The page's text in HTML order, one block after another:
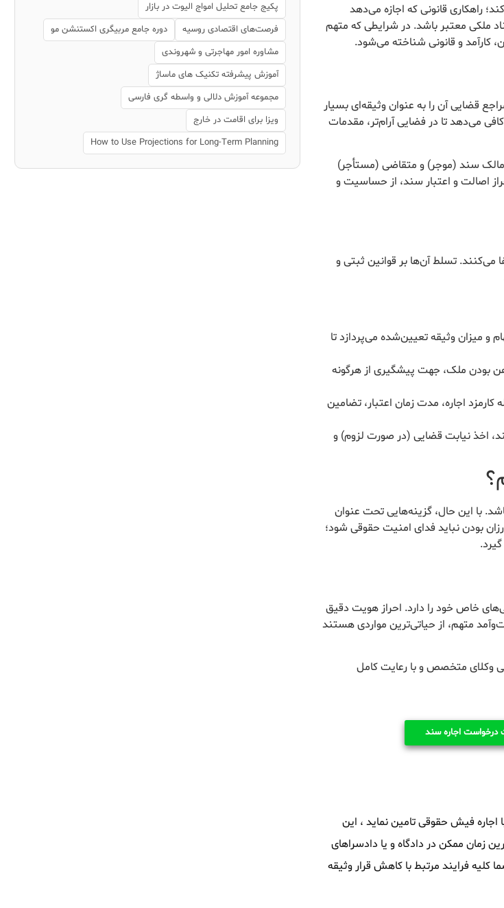
راهکاری قانونی که اجازه می‌دهد
ملکی معتبر باشد. در شرایطی که متهم
کارآمد و قانونی شناخته می‌شود.
قضایی آن را به عنوان وثیقه‌ای بسیار
می‌دهد تا در فضایی آرام‌تر، مقدمات
میان مالک سند (موجر) و متقاضی (مستأجر)
اصالت و اعتبار سند، از حساسیت و
تسلط آن‌ها بر قوانین ثبتی و
و میزان وثیقه تعیین‌شده می‌پردازد تا
بودن ملک، جهت پیشگیری از هرگونه
اجاره، مدت زمان اعتبار، تضامین
اخذ نیابت قضایی (در صورت لزوم) و
با این حال، گزینه‌هایی تحت عنوان
بودن نباید فدای امنیت حقوقی شود؛
خاص خود را دارد. احراز هویت دقیق
متهم، از حیاتی‌ترین مواردی هستند
وکلای متخصص و با رعایت کامل
درخواست اجاره سند
فیش حقوقی تامین نماید ، این
تومان تا 1000 میلیارد تومان را درکمترین زمان ممکن در دادگاه و یا دادسراهای
فرایند مرتبط با کاهش قرار وثیقه
پکیج جامع تحلیل امواج الیوت در بازار
فرصت‌های اقتصادی روسیه
دوره جامع مربیگری اکستنشن مو
مشاوره امور مهاجرتی و شهروندی
آموزش پیشرفته تکنیک های ماساژ
مجموعه آموزش دلالی و واسطه گری فارسی
ویزا برای اقامت در خارج
How to Use Projections for Long-Term Planning